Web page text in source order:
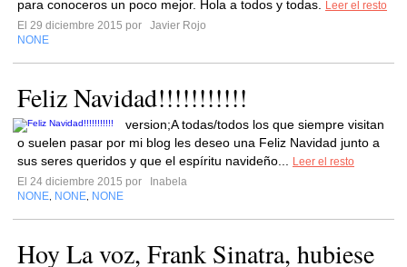
para conoceros un poco mejor. Hola a todos y todas.
Leer el resto
El 29 diciembre 2015 por
Javier Rojo
NONE
Feliz Navidad!!!!!!!!!!!
version;A todas/todos los que siempre visitan
o suelen pasar por mi blog les deseo una Feliz Navidad junto a
sus seres queridos y que el espíritu navideño...
Leer el resto
El 24 diciembre 2015 por
Inabela
NONE NONE NONE
Hoy La voz, Frank Sinatra, hubiese